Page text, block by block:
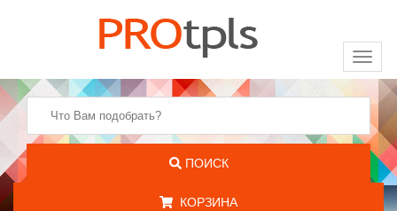
ПОИСК
КОРЗИНА